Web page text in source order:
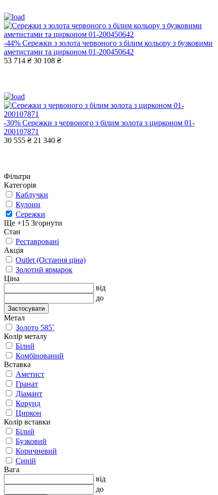
-44% Сережки з золота червоного з білим кольору з бузковими
аметистами та цирконом 01-200450642
53 714 ₴ 30 108 ₴
-30% Сережки з червоного з білим золота з цирконом 01-
200107871
30 555 ₴ 21 340 ₴
Фільтри
Категорія
Каблучки
Кулони
Сережки
Ще +15 Згорнути
Стан
Реставровані
Акція
Outlet (Остання ціна)
Золотий ярмарок
Ціна
від
до
Застосувати
Метал
Золото 585˚
Колір металу
Білий
Комбінований
Вставка
Аметист
Гранат
Діамант
Корунд
Циркон
Колір вставки
Білий
Бузковий
Коричневий
Синій
Вага
від
до